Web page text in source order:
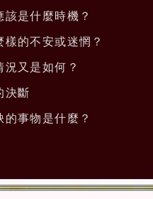
是什麼時機？
的不安或迷惘？
又是如何？
決斷
事物是什麼？